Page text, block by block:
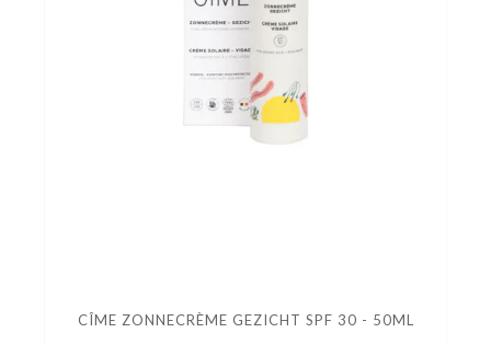
CÎME ZONNECRÈME GEZICHT SPF 30 - 50ML